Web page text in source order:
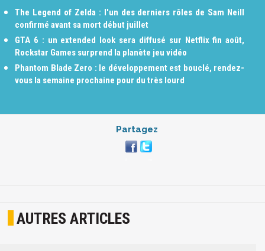
The Legend of Zelda : l'un des derniers rôles de Sam Neill
confirmé avant sa mort début juillet
GTA 6 : un extended look sera diffusé sur Netflix fin août,
Rockstar Games surprend la planète jeu vidéo
Phantom Blade Zero : le développement est bouclé, rendez-
vous la semaine prochaine pour du très lourd
Partagez
AUTRES ARTICLES